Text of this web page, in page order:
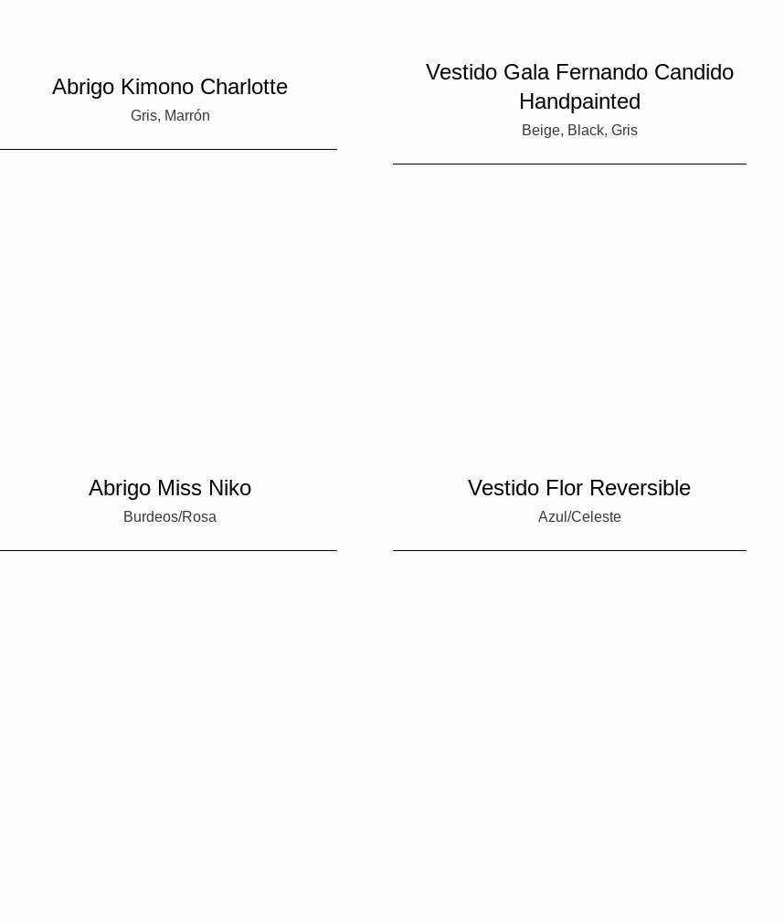
Abrigo Kimono Charlotte
Gris, Marrón
Vestido Gala Fernando Candido
Handpainted
Beige, Black, Gris
Abrigo Miss Niko
Burdeos/Rosa
Vestido Flor Reversible
Azul/Celeste